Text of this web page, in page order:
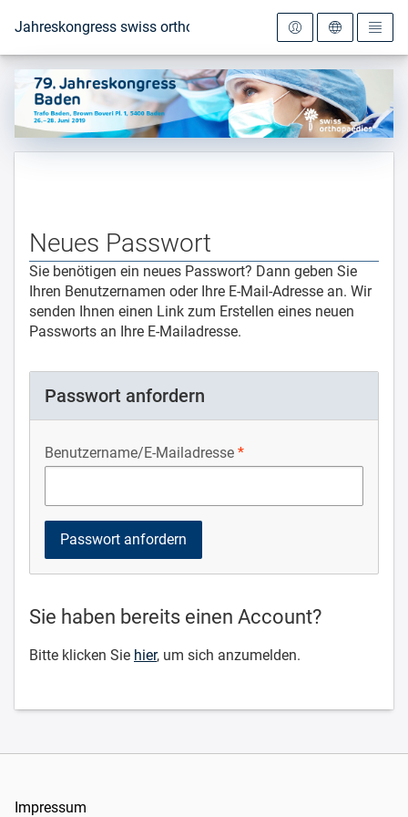
Zur Startseite
Jahreskongress swiss orthopaedics 2019
Neues Passwort
Sie benötigen ein neues Passwort? Dann geben Sie
Ihren Benutzernamen oder Ihre E-Mail-Adresse an. Wir
senden Ihnen einen Link zum Erstellen eines neuen
Passworts an Ihre E-Mailadresse.
Passwort anfordern
Benutzername/E-Mailadresse
Sie haben bereits einen Account?
Bitte klicken Sie hier, um sich anzumelden.
Impressum